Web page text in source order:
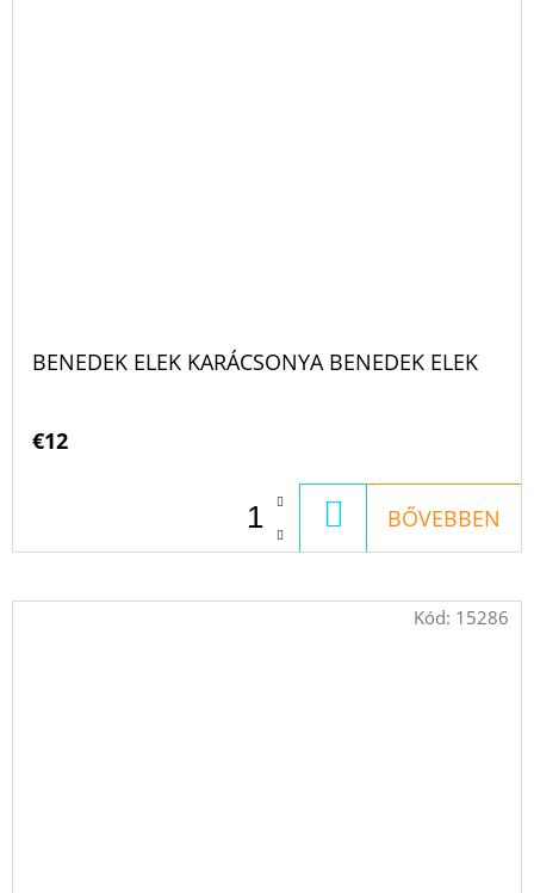
BENEDEK ELEK KARÁCSONYA BENEDEK ELEK
€12
KOSÁRBA
BŐVEBBEN
Kód: 15286